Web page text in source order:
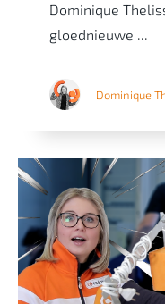
Dominique
gloednieuwe ...
Dominique